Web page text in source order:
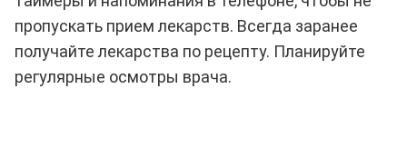
пропускать прием лекарств. Всегда заранее
получайте лекарства по рецепту. Планируйте
регулярные осмотры врача.